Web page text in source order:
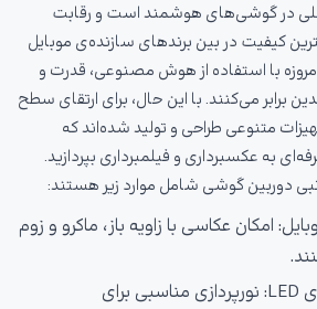
در گوشی‌های هوشمند است و رقابت
کیفیت در بین برندهای سازنده‌ی موبایل
با استفاده از هوش مصنوعی، قدرت و
برابر می‌کنند. با این حال، برای ارتقای سطح
متنوعی طراحی و تولید شده‌اند که
به عکسبرداری و فیلمبرداری بپردازید.
دوربین گوشی شامل موارد زیر هستند:
امکان عکاسی با زاویه باز، ماکرو و زوم
رینگ لایت و چراغ‌های LED: نورپردازی مناسبی برای